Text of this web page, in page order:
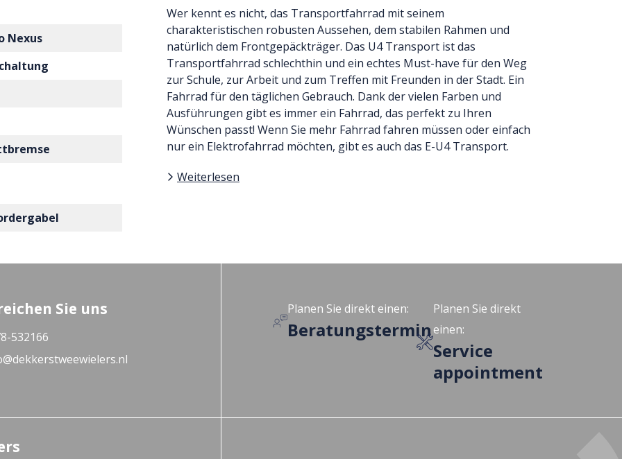
Nexus
Wer kennt es nicht, das Transportfahrrad mit seinem
charakteristischen robusten Aussehen, dem stabilen Rahmen und
natürlich dem Frontgepäckträger. Das U4 Transport ist das
Transportfahrrad schlechthin und ein echtes Must-have für den Weg
zur Schule, zur Arbeit und zum Treffen mit Freunden in der Stadt. Ein
Fahrrad für den täglichen Gebrauch. Dank der vielen Farben und
Ausführungen gibt es immer ein Fahrrad, das perfekt zu Ihren
Wünschen passt! Wenn Sie mehr Fahrrad fahren müssen oder einfach
nur ein Elektrofahrrad möchten, gibt es auch das E-U4 Transport.
Weiterlesen
Sie uns
532166
Planen Sie direkt einen:
Beratungstermin
Planen Sie direkt
einen:
Service
appointment